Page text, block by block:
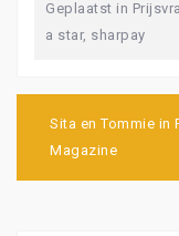
Geplaatst in
a star, sharpay
navigatie
Sita en Tommie in
Magazine